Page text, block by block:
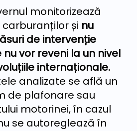
monitorizează
și nu
de intervenție
vor reveni la un nivel
internaționale.
analizate se află un
de plafonare sau
motorinei, în cazul
se autoreglează în